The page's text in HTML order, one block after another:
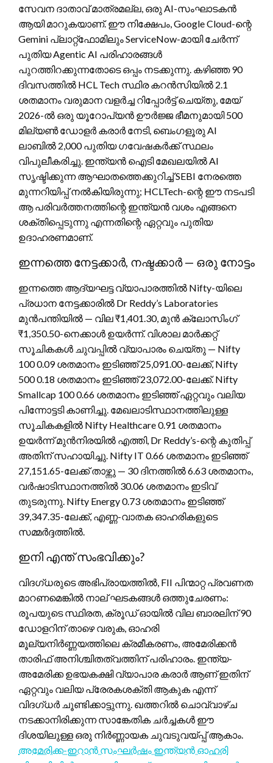
സേവന ദാതാവ് മാത്രമല്ല, ഒരു AI-സംഘാടകൻ
ആയി മാറുകയാണ്. ഈ നിക്ഷേപം, Google Cloud-ന്റെ
Gemini പ്ലാറ്റ്ഫോമിലും ServiceNow-മായി ചേർന്ന്
പുതിയ Agentic AI പരിഹാരങ്ങൾ
പുറത്തിറക്കുന്നതോടെ ഒപ്പം നടക്കുന്നു. കഴിഞ്ഞ 90
ദിവസത്തിൽ HCL Tech സ്ഥിര കറൻസിയിൽ 2.1
ശതമാനം വരുമാന വളർച്ച റിപ്പോർട്ട് ചെയ്തു, മേയ്
2026-ൽ ഒരു യൂറോപ്യൻ ഊർജ്ജ ഭീമനുമായി 500
മില്യൺ ഡോളർ കരാർ നേടി, ബെംഗളൂരു AI
ലാബിൽ 2,000 പുതിയ ഗവേഷകർക്ക് സ്ഥലം
വിപുലീകരിച്ചു. ഇന്ത്യൻ ഐടി മേഖലയിൽ AI
സൃഷ്ടിക്കുന്ന ആഘാതത്തെക്കുറിച്ച് SEBI നേരത്തെ
മുന്നറിയിപ്പ് നൽകിയിരുന്നു; HCLTech-ന്റെ ഈ നടപടി
ആ പരിവർത്തനത്തിന്റെ ഇന്ത്യൻ വശം എങ്ങനെ
ശക്തിപ്പെടുന്നു എന്നതിന്റെ ഏറ്റവും പുതിയ
ഉദാഹരണമാണ്.
ഇന്നത്തെ നേട്ടക്കാർ, നഷ്ടക്കാർ — ഒരു നോട്ടം
ഇന്നത്തെ ആദ്യഘട്ട വ്യാപാരത്തിൽ Nifty-യിലെ
പ്രധാന നേട്ടക്കാരിൽ Dr Reddy’s Laboratories
മുൻപന്തിയിൽ — വില ₹1,401.30, മുൻ ക്ലോസിംഗ്
₹1,350.50-നെക്കാൾ ഉയർന്ന്. വിശാല മാർക്കറ്റ്
സൂചികകൾ ചുവപ്പിൽ വ്യാപാരം ചെയ്തു — Nifty
100 0.09 ശതമാനം ഇടിഞ്ഞ് 25,091.00-ലേക്ക്, Nifty
500 0.18 ശതമാനം ഇടിഞ്ഞ് 23,072.00-ലേക്ക്. Nifty
Smallcap 100 0.66 ശതമാനം ഇടിഞ്ഞ് ഏറ്റവും വലിയ
പിന്നോട്ടടി കാണിച്ചു. മേഖലാടിസ്ഥാനത്തിലുള്ള
സൂചികകളിൽ Nifty Healthcare 0.91 ശതമാനം
ഉയർന്ന് മുൻനിരയിൽ എത്തി, Dr Reddy’s-ന്റെ കുതിപ്പ്
അതിന് സഹായിച്ചു. Nifty IT 0.66 ശതമാനം ഇടിഞ്ഞ്
27,151.65-ലേക്ക് താഴ്ന്നു — 30 ദിനത്തിൽ 6.63 ശതമാനം,
വർഷാടിസ്ഥാനത്തിൽ 30.06 ശതമാനം ഇടിവ്
തുടരുന്നു. Nifty Energy 0.73 ശതമാനം ഇടിഞ്ഞ്
39,347.35-ലേക്ക്, എണ്ണ-വാതക ഓഹരികളുടെ
സമ്മർദ്ദത്തിൽ.
ഇനി എന്ത് സംഭവിക്കും?
വിദഗ്ധരുടെ അഭിപ്രായത്തിൽ, FII പിന്മാറ്റ പ്രവണത
മാറണമെങ്കിൽ നാല് ഘടകങ്ങൾ ഒത്തുചേരണം:
രൂപയുടെ സ്ഥിരത, ക്രൂഡ് ഓയിൽ വില ബാരലിന് 90
ഡോളറിന് താഴെ വരുക, ഓഹരി
മൂല്യനിർണ്ണയത്തിലെ ക്രമീകരണം, അമേരിക്കൻ
താരിഫ് അനിശ്ചിതത്വത്തിന് പരിഹാരം. ഇന്ത്യ-
അമേരിക്ക ഉഭയകക്ഷി വ്യാപാര കരാർ ആണ് ഇതിന്
ഏറ്റവും വലിയ പ്രേരകശക്തി ആകുക എന്ന്
വിദഗ്ധർ ചൂണ്ടിക്കാട്ടുന്നു. ഖത്തറിൽ ചൊവ്വാഴ്ച
നടക്കാനിരിക്കുന്ന സാങ്കേതിക ചർച്ചകൾ ഈ
ദിശയിലുള്ള ഒരു നിർണ്ണായക ചുവടുവയ്പ്പ് ആകാം.
അമേരിക്ക-ഇറാൻ സംഘർഷം ഇന്ത്യൻ ഓഹരി